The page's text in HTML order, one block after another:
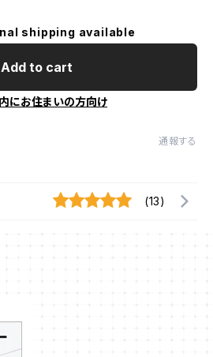
shipping available
Add to cart
にお住まいの方向け
通報する
(13)